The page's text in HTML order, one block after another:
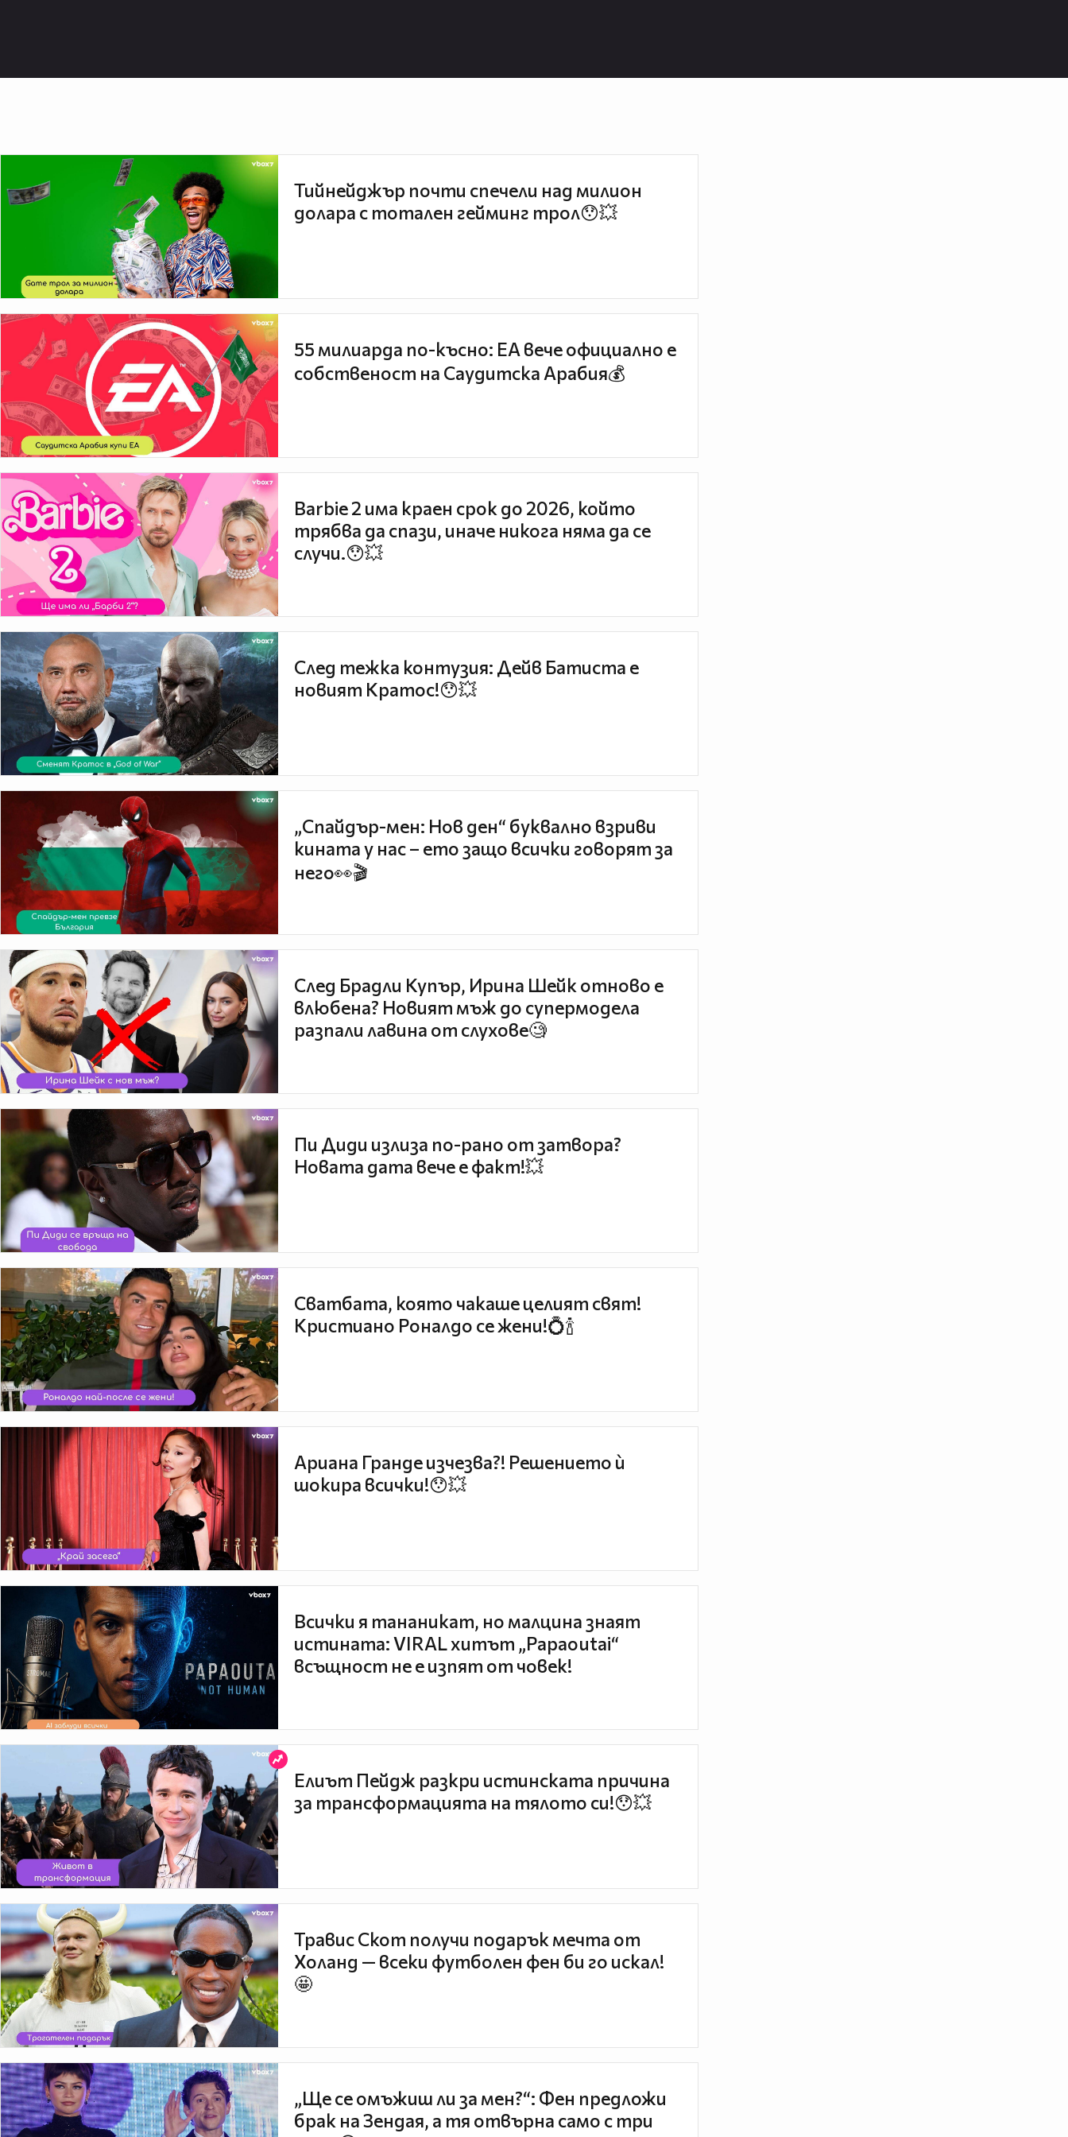
Изкуствени подсладители
Храни, които съдържат аспартам, глюкозо-фруктозен сироп,
сукралоза, стевия и други подобни изкуствени подсладители трябва
да бъдат напълно избягвани. Обикновено тези подсладители се
намират в диетични напитки, дъвки, снаксове, дресинги за салати и
зърнени закуски.
Сушени меса
Сушени меса, като колбаси, съдържат консерванти, наречени
нитрати, които запазват цвета и аромата. Тези храни могат да
отделят азотен оксид в кръвта, за който се смята, че разширява
кръвоносните съдове в мозъка. А азотният оксид, който навлиза до
мозъка, може да причини мигрена.
Зрели сирена
Зрелите сирена като фета сирене, синьо сирене и пармезан
съдържат вещество, наречено тирамин. А колкото по-дълго
отлежава сиренето, толкова по-високо е съдържанието на
тирамин. За това вещество се знае, че причинява силно главоболие,
така че не бива да се прекалява с тези сирена.
Тийнейджър почти спечели над милион
долара с тотален гейминг трол😯💥
55 милиарда по-късно: EA вече официално е
собственост на Саудитска Арабия💰
Barbie 2 има краен срок до 2026, който
трябва да спази, иначе никога няма да се
случи.😯💥
След тежка контузия: Дейв Батиста е
новият Кратос!😯💥
„Спайдър-мен: Нов ден“ буквално взриви
кината у нас – ето защо всички говорят за
него👀🎬
След Брадли Купър, Ирина Шейк отново е
влюбена? Новият мъж до супермодела
разпали лавина от слухове🧐
Пи Диди излиза по-рано от затвора?
Новата дата вече е факт!💥
Сватбата, която чакаше целият свят!
Кристиано Роналдо се жени!💍🍾
Ариана Гранде изчезва?! Решението ѝ
шокира всички!😯💥
Всички я тананикат, но малцина знаят
истината: VIRAL хитът „Papaoutai“
всъщност не е изпят от човек!
Елиът Пейдж разкри истинската причина
за трансформацията на тялото си!😯💥
Травис Скот получи подарък мечта от
Холанд — всеки футболен фен би го искал!
🤩
„Ще се омъжиш ли за мен?“: Фен предложи
брак на Зендая, а тя отвърна само с три